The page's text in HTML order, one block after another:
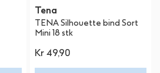
Tena
TENA Silhouette bind Sort
Mini 18 stk
Kr 49,90